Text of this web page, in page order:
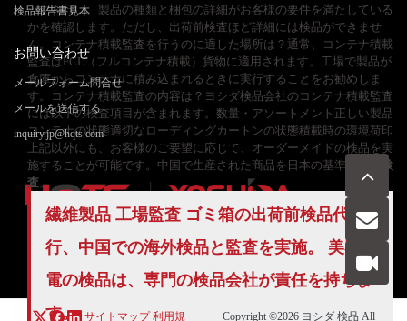
ックを行い、製品の種類と梱包の詳細がお客様の要件を満たしている
かを確認します。ただし、出荷前検査ほど詳細には検品ができませ
ん。コンテナ積載監査を行うのに適した場所は？通常、コンテナ積載
監査はFCL（フルコンテナ積載）貨物に適用されます。工場で製品が
倉庫からコンテナに積み込まれるときに実行することをお勧めしま
す。コンテナ積載監査の内容は？ヨシダ検品会社のコンテナ積載監査
には以下の検査項目が含まれます。数量・アソートメント正しい製品
コンテナの状態適切なローディングカートンの状態積載時の環境荷印
上記以外にも、お客様のご要望に応じて、オーダーメイドの検品を実
施することが可能です。中国で生産された商品を日本の基準で
全数検
査 。
繊維製品 工場監査 ゴミ箱の出荷前検品代
行、中国での海外検品と監査を実施。 美容家
電の検品は、専門の検品会社が責任を持ちま
す。
検品報告書見本
お問い合わせ
メールフォーム問合せ
メールを送信する
inquiry.jp@hqts.com
お電話でのお問い合わせ
お問い合わせ
サイトマップ 利用規 Copyright ©2026 ヨシダ 検品 All